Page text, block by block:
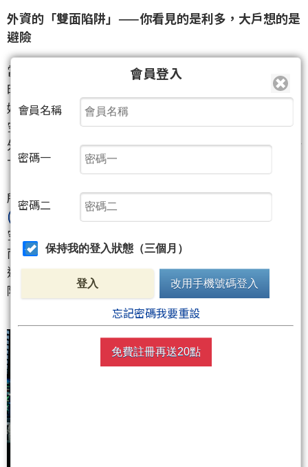
外資的「雙面陷阱」——你看見的是利多，大戶想的是
避險
當新聞頭條都在高喊「外資買超 751 億創歷史紀錄」
時，身為聰明讀者的妳，必須看穿這層華麗的偽裝。
妳知道嗎？在外資大舉買進現貨的同時，期貨市場的
空單竟然堆積到了 5 萬口的驚人警戒水位。這並不是
外資「認錯回補」，而是一場精密的「配對交易（Pair
Trading）」。
所謂的配對交易，就是外資在現貨市場買進台積電
(2330)或大型 ETF 的成分股，但同時在期貨布下重重
空單進行避險。他們並非真心看好台股會無限衝高，
而是利用新台幣升值的匯率套利，一邊鎖住價差，一
邊確保在市場反轉時，手上的部位已經全數買好「保
險」。
會員登入
會員名稱
密碼一
密碼二
保持我的登入狀態（三個月）
登入 改用手機號碼登入
忘記密碼我要重設
免費註冊再送20點